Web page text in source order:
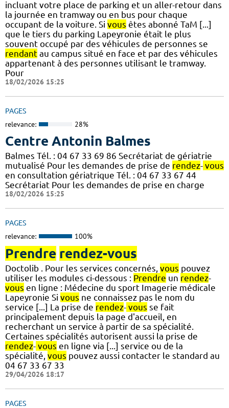
incluant votre place de parking et un aller-retour dans
la journée en tramway ou en bus pour chaque
occupant de la voiture. Si vous êtes abonné TaM [...]
que le tiers du parking Lapeyronie était le plus
souvent occupé par des véhicules de personnes se
rendant au campus situé en face et par des véhicules
appartenant à des personnes utilisant le tramway.
Pour
18/02/2026 15:25
PAGES
relevance: 28%
Centre Antonin Balmes
Balmes Tél. : 04 67 33 69 86 Secrétariat de gériatrie
mutualisé Pour les demandes de prise de rendez- vous
en consultation gériatrique Tél. : 04 67 33 67 44
Secrétariat Pour les demandes de prise en charge
18/02/2026 15:25
PAGES
relevance: 100%
Prendre rendez-vous
Doctolib . Pour les services concernés, vous pouvez
utiliser les modules ci-dessous : Prendre un rendez-
vous en ligne : Médecine du sport Imagerie médicale
Lapeyronie Si vous ne connaissez pas le nom du
service [...] La prise de rendez- vous se fait
principalement depuis la page d'accueil, en
recherchant un service à partir de sa spécialité.
Certaines spécialités autorisent aussi la prise de
rendez- vous en ligne via [...] service ou de la
spécialité, vous pouvez aussi contacter le standard au
04 67 33 67 33
29/04/2026 18:17
PAGES